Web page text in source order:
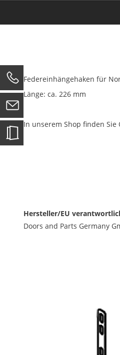
Federeinhängehaken für
Länge: ca. 226 mm
In unserem Shop finden
Hersteller/EU
Doors and Parts Germany